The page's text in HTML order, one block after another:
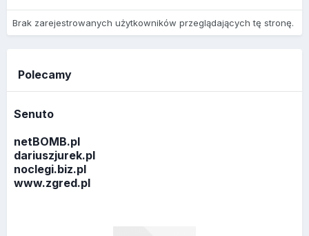
Brak zarejestrowanych użytkowników przeglądających tę stronę.
Polecamy
Senuto
netBOMB.pl
dariuszjurek.pl
noclegi.biz.pl
www.zgred.pl